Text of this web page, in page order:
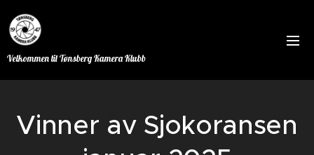
Velkommen til Tønsberg Kamera Klubb
Vinner av Sjokoransen